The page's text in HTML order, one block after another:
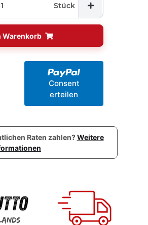
Stück
Warenkorb
Consent
erteilen
Raten zahlen?Weitere